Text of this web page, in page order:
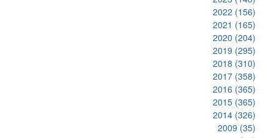
2022 (156)
2021 (165)
2020 (204)
2019 (295)
2018 (310)
2017 (358)
2016 (365)
2015 (365)
2014 (326)
2009 (35)